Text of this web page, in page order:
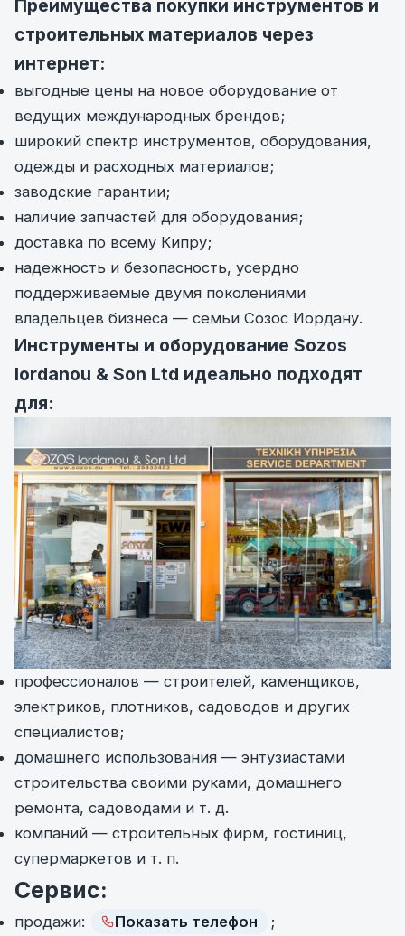
Преимущества покупки инструментов и
строительных материалов через
интернет:
выгодные цены на новое оборудование от
ведущих международных брендов;
широкий спектр инструментов, оборудования,
одежды и расходных материалов;
заводские гарантии;
наличие запчастей для оборудования;
доставка по всему Кипру;
надежность и безопасность, усердно
поддерживаемые двумя поколениями
владельцев бизнеса — семьи Созос Иордану.
Инструменты и оборудование Sozos
Iordanou & Son Ltd идеально подходят
для:
профессионалов — строителей, каменщиков,
электриков, плотников, садоводов и других
специалистов;
домашнего использования — энтузиастами
строительства своими руками, домашнего
ремонта, садоводами и т. д.
компаний — строительных фирм, гостиниц,
супермаркетов и т. п.
Сервис:
продажи: Показать телефон
;